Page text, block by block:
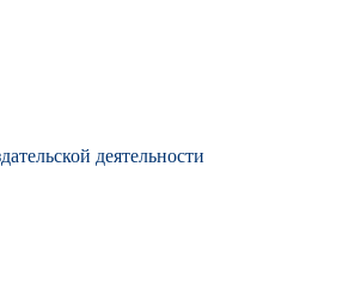
деятельности